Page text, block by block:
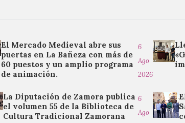
El Mercado Medieval abre sus
puertas en La Bañeza con más de
60 puestos y un amplio programa
de animación.
6
Ago
2026
La Diputación de Zamora publica
el volumen 55 de la Biblioteca de
Cultura Tradicional Zamorana
6
Ago